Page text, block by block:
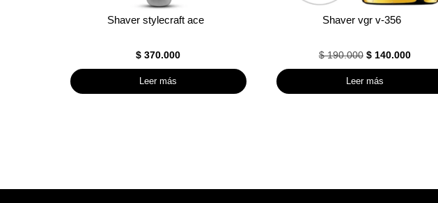
Shaver stylecraft ace
$ 370.000
Leer más
Shaver vgr v-356
$190.000 El
precio
$140.000El
precio
Leer más